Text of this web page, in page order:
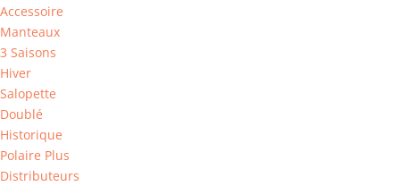
Accessoire
Manteaux
3 Saisons
Hiver
Salopette
Doublé
Historique
Polaire Plus
Distributeurs